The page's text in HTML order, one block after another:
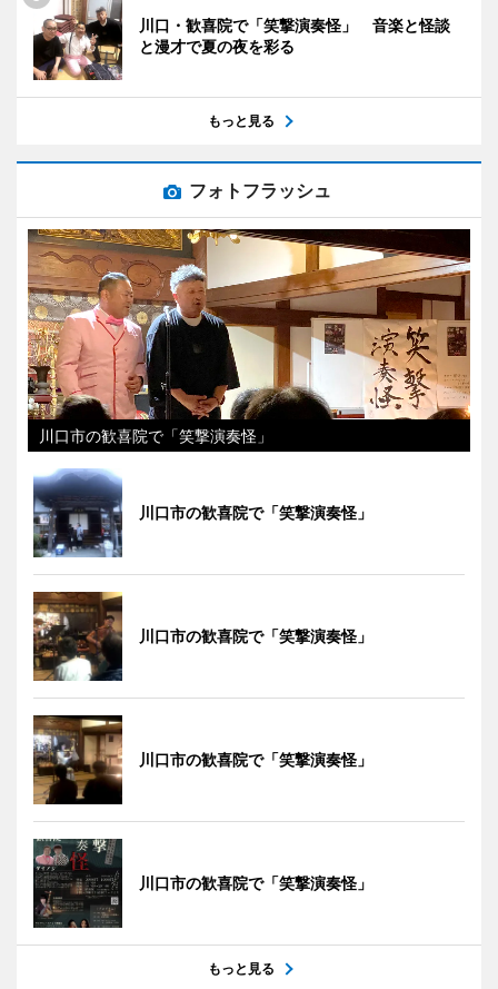
川口・歓喜院で「笑撃演奏怪」 音楽と怪談
と漫才で夏の夜を彩る
もっと見る
フォトフラッシュ
川口市の歓喜院で「笑撃演奏怪」
川口市の歓喜院で「笑撃演奏怪」
川口市の歓喜院で「笑撃演奏怪」
川口市の歓喜院で「笑撃演奏怪」
川口市の歓喜院で「笑撃演奏怪」
もっと見る